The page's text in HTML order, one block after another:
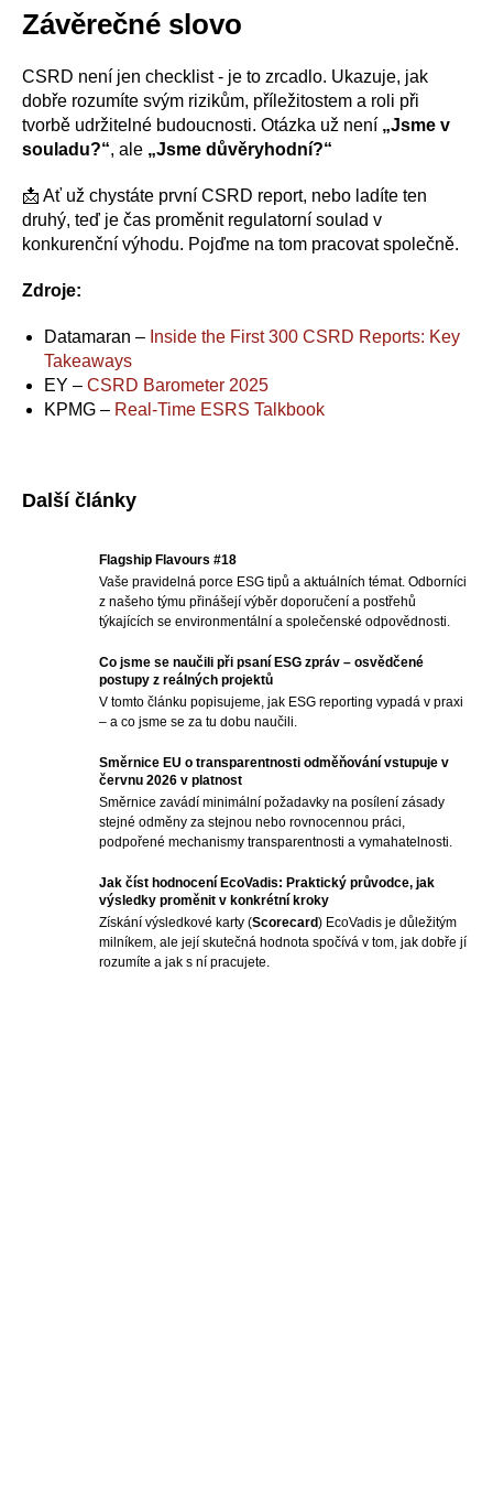
Závěrečné slovo
CSRD není jen checklist - je to zrcadlo. Ukazuje, jak
dobře rozumíte svým rizikům, příležitostem a roli při
tvorbě udržitelné budoucnosti. Otázka už není „Jsme v
souladu?“, ale „Jsme důvěryhodní?“
📩 Ať už chystáte první CSRD report, nebo ladíte ten
druhý, teď je čas proměnit regulatorní soulad v
konkurenční výhodu. Pojďme na tom pracovat společně.
Zdroje:
Datamaran – Inside the First 300 CSRD Reports: Key
Takeaways
EY – CSRD Barometer 2025
KPMG – Real-Time ESRS Talkbook
Další články
Flagship Flavours #18
Vaše pravidelná porce ESG tipů a aktuálních témat. Odborníci
z našeho týmu přinášejí výběr doporučení a postřehů
týkajících se environmentální a společenské odpovědnosti.
Co jsme se naučili při psaní ESG zpráv – osvědčené
postupy z reálných projektů
V tomto článku popisujeme, jak ESG reporting vypadá v praxi
– a co jsme se za tu dobu naučili.
Směrnice EU o transparentnosti odměňování vstupuje v
červnu 2026 v platnost
Směrnice zavádí minimální požadavky na posílení zásady
stejné odměny za stejnou nebo rovnocennou práci,
podpořené mechanismy transparentnosti a vymahatelnosti.
Jak číst hodnocení EcoVadis: Praktický průvodce, jak
výsledky proměnit v konkrétní kroky
Získání výsledkové karty (Scorecard) EcoVadis je důležitým
milníkem, ale její skutečná hodnota spočívá v tom, jak dobře jí
rozumíte a jak s ní pracujete.